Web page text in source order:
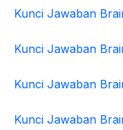
Kunci Jawaban
Kunci Jawaban
Kunci Jawaban
Kunci Jawaban